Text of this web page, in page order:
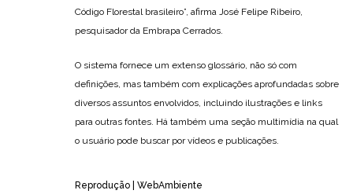
Código Florestal brasileiro”, afirma José Felipe Ribeiro,
pesquisador da Embrapa Cerrados.
O sistema fornece um extenso glossário, não só com
definições, mas também com explicações aprofundadas sobre
diversos assuntos envolvidos, incluindo ilustrações e links
para outras fontes. Há também uma seção multimídia na qual
o usuário pode buscar por vídeos e publicações.
Reprodução | WebAmbiente